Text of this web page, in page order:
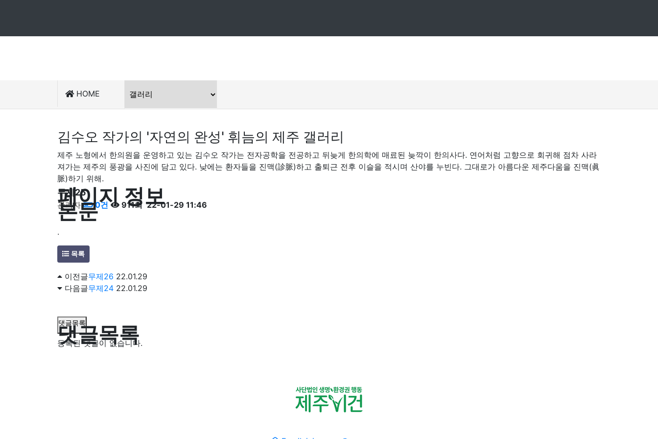
HOME
김수오 작가의 '자연의 완성' 휘늠의 제주 갤러리
제주 노형에서 한의원을 운영하고 있는 김수오 작가는 전자공학을 전공하고 뒤늦게 한의학에 매료된 늦깍이 한의사다. 연어처럼 고향으로 회귀해 점차 사라
져가는 제주의 풍광을 사진에 담고 있다. 낮에는 환자들을 진맥(診脈)하고 출퇴근 전후 이슬을 적시며 산야를 누빈다. 그대로가 아름다운 제주다움을 진맥(眞
脈)하기 위해.
무제25
페이지 정보
관리자 0건 911회 22-01-29 11:46
본문
.
목록
이전글무제26 22.01.29
다음글무제24 22.01.29
댓글목록
댓글목록
등록된 댓글이 없습니다.
(사)생명환경권행동 제주비건 · 제주동물권연구소